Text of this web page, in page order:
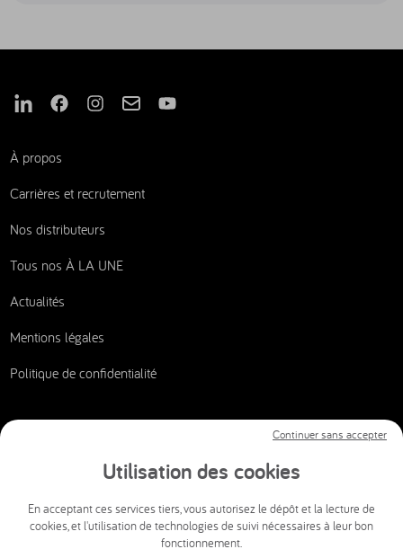
Nous suivre sur Linkedin
Nous suivre sur Facebook
Nous suivre sur Instagram
Nous suivre sur Mail
Nous suivre sur Youtube
À propos
Carrières et recrutement
Nos distributeurs
Tous nos À LA UNE
Actualités
Mentions légales
Politique de confidentialité
CSI AUDIOVISUEL
info@csi-audiovisuel.com
Utilisation des cookies
En acceptant ces services tiers, vous autorisez le dépôt et la lecture de
cookies, et l'utilisation de technologies de suivi nécessaires à leur bon
fonctionnement.
Continuer sans accepter